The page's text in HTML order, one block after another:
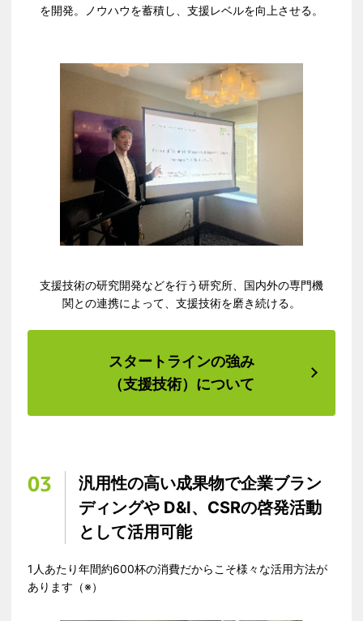
を開発。ノウハウを蓄積し、支援レベルを向上させる。
支援技術の研究開発などを行う研究所、国内外の専門機
関との連携によって、支援技術を磨き続ける。
スタートラインの強み
（支援技術）について
03
汎用性の高い成果物で企業ブラン
ディングや​ D&I、CSRの啓発活動
として活用可能​
1人あたり年間約600杯の消費だからこそ様々な活用方法が
あります（※）​